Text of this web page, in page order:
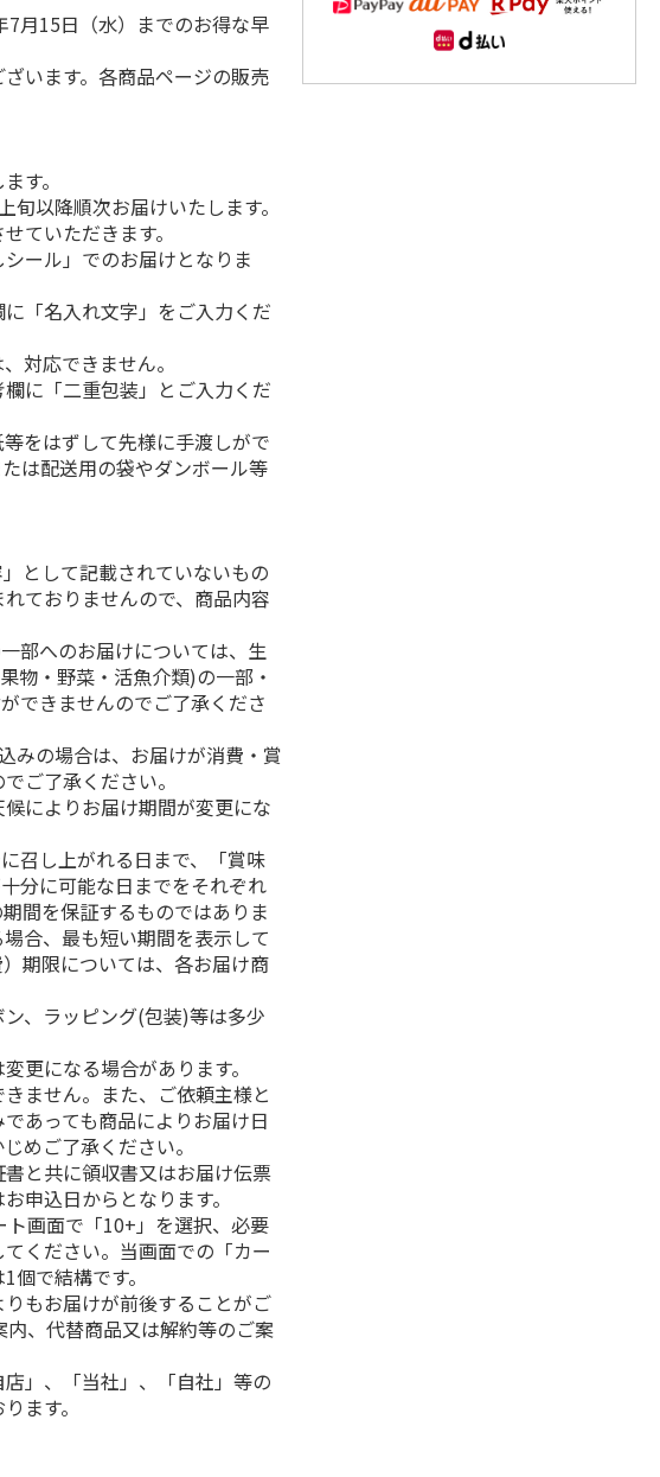
月15日（水）までのお得な早
います。各商品ページの販売
す。
以降順次お届けいたします。
ていただきます。
ール」でのお届けとなりま
「名入れ文字」をご入力くだ
対応できません。
に「二重包装」とご入力くだ
をはずして先様に手渡しがで
は配送用の袋やダンボール等
として記載されていないもの
ておりませんので、商品内容
部へのお届けについては、生
物・野菜・活魚介類)の一部・
できませんのでご了承くださ
みの場合は、お届けが消費・賞
ご了承ください。
によりお届け期間が変更にな
召し上がれる日まで、「賞味
分に可能な日までをそれぞれ
間を保証するものではありま
合、最も短い期間を表示して
期限については、各お届け商
、ラッピング(包装)等は多少
更になる場合があります。
ません。また、ご依頼主様と
あっても商品によりお届け日
めご了承ください。
と共に領収書又はお届け伝票
申込日からとなります。
画面で「10+」を選択、必要
ください。当画面での「カー
個で結構です。
もお届けが前後することがご
、代替商品又は解約等のご案
」、「当社」、「自社」等の
ます。